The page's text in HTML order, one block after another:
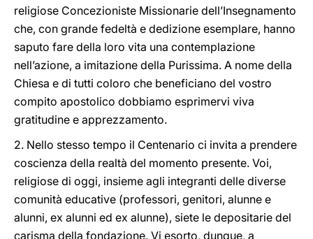
religiose Concezioniste Missionarie dell’Insegnamento
che, con grande fedeltà e dedizione esemplare, hanno
saputo fare della loro vita una contemplazione
nell’azione, a imitazione della Purissima. A nome della
Chiesa e di tutti coloro che beneficiano del vostro
compito apostolico dobbiamo esprimervi viva
gratitudine e apprezzamento.
2. Nello stesso tempo il Centenario ci invita a prendere
coscienza della realtà del momento presente. Voi,
religiose di oggi, insieme agli integranti delle diverse
comunità educative (professori, genitori, alunne e
alunni, ex alunni ed ex alunne), siete le depositarie del
carisma della fondazione. Vi esorto, dunque, a